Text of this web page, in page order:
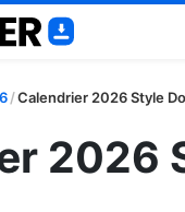
/Calendrier 2026 Style
2026